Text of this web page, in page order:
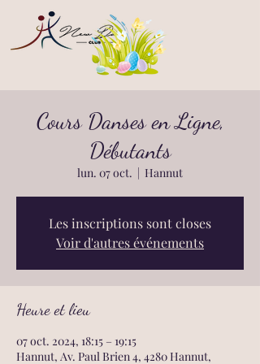
Cours Danses en Ligne,
Débutants
lun. 07 oct.
  |
Hannut
Les inscriptions sont closes
Voir d'autres événements
Heure et lieu
07 oct. 2024, 18:15 – 19:15
Hannut, Av. Paul Brien 4, 4280 Hannut,